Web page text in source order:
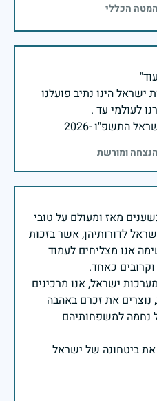
הכללי
הינו נתיב פועלנו
התשפ"ו -2026
ומורשת
מאז ומעולם על טובי
לדורותיהן, אשר בזכות
אנו מצליחים לעמוד
ישראל, אנו מרכינים
נוצרים את זכרם באהבה
נחמה למשפחותיהם
ביטחונה של ישראל